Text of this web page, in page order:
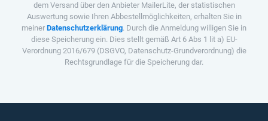
dem Versand über den Anbieter MailerLite, der statistischen
Auswertung sowie Ihren Abbestellmöglichkeiten, erhalten Sie in
meiner Datenschutzerklärung. Durch die Anmeldung willigen Sie in
diese Speicherung ein. Dies stellt gemäß Art 6 Abs 1 lit a) EU-
Verordnung 2016/679 (DSGVO, Datenschutz-Grundverordnung) die
Rechtsgrundlage für die Speicherung dar.